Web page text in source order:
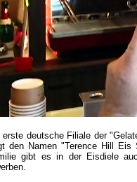
erste deutsche Filiale der
den Namen "Terence Hill Eis
gibt es in der Eisdiele